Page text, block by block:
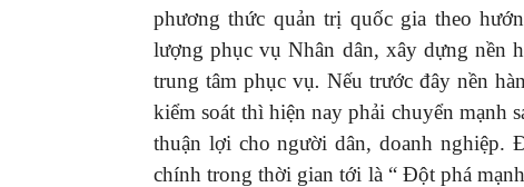
phương thức quản trị quốc gia theo
lượng phục vụ Nhân dân, xây dựng nền
trung tâm phục vụ. Nếu trước đây nền
kiểm soát thì hiện nay phải chuyển mạnh
thuận lợi cho người dân, doanh nghiệp.
chính trong thời gian tới là “ Đột phá